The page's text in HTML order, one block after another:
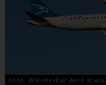
Foto: Wikimedia/ Aero